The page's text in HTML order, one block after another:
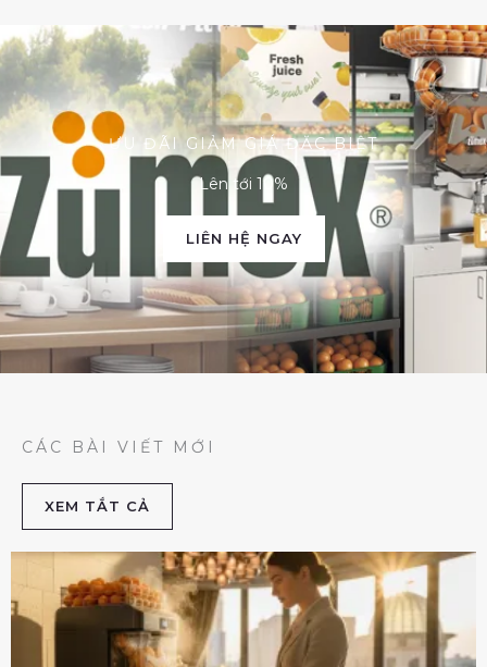
ƯU ĐÃI GIẢM GIÁ ĐẶC BIỆT
Lên tới 10%
LIÊN HỆ NGAY
CÁC BÀI VIẾT MỚI
XEM TẮT CẢ